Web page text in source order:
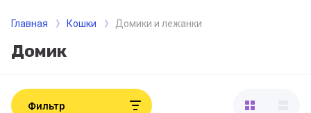
Главная Кошки Домики и лежанки
Домик
Фильтр